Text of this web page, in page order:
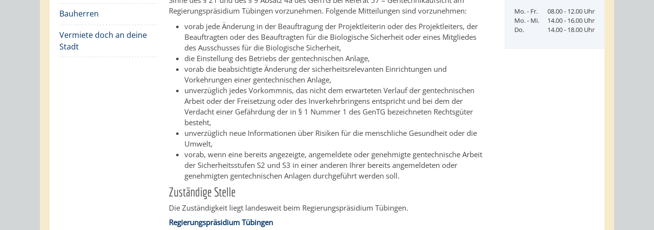
Bauherren
Vermiete doch an deine
Stadt
Regierungspräsidium Tübingen vorzunehmen. Folgende Mitteilungen sind vorzunehmen:
vorab jede Änderung in der Beauftragung der Projektleiterin oder des Projektleiters, der
Beauftragten oder des Beauftragten für die Biologische Sicherheit oder eines Mitgliedes
des Ausschusses für die Biologische Sicherheit,
die Einstellung des Betriebs der gentechnischen Anlage,
vorab die beabsichtigte Änderung der sicherheitsrelevanten Einrichtungen und
Vorkehrungen einer gentechnischen Anlage,
unverzüglich jedes Vorkommnis, das nicht dem erwarteten Verlauf der gentechnischen
Arbeit oder der Freisetzung oder des Inverkehrbringens entspricht und bei dem der
Verdacht einer Gefährdung der in § 1 Nummer 1 des GenTG bezeichneten Rechtsgüter
besteht,
unverzüglich neue Informationen über Risiken für die menschliche Gesundheit oder die
Umwelt,
vorab, wenn eine bereits angezeigte, angemeldete oder genehmigte gentechnische Arbeit
der Sicherheitsstufen S2 und S3 in einer anderen Ihrer bereits angemeldeten oder
genehmigten gentechnischen Anlagen durchgeführt werden soll.
Zuständige Stelle
Die Zuständigkeit liegt landesweit beim Regierungspräsidium Tübingen.
Regierungspräsidium Tübingen
Mo. - Fr.
08.00 - 12.00 Uhr
Mo. - Mi.
14.00 - 16.00 Uhr
Do.
14.00 - 18.00 Uhr